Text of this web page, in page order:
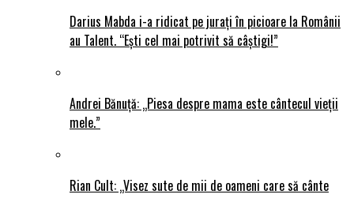
Darius Mabda i-a ridicat pe jurați în picioare la Românii
au Talent. “Ești cel mai potrivit să câștigi!”
Andrei Bănuță: „Piesa despre mama este cântecul vieții
mele.”
Rian Cult: „Visez sute de mii de oameni care să cânte